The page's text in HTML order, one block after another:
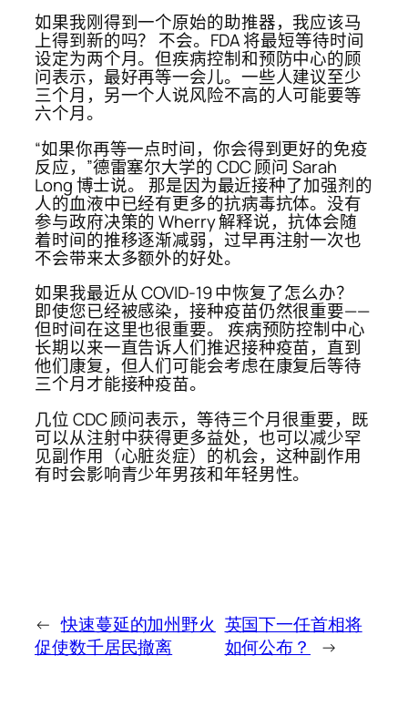
如果我刚得到一个原始的助推器，我应该马
上得到新的吗？ 不会。FDA 将最短等待时间
设定为两个月。但疾病控制和预防中心的顾
问表示，最好再等一会儿。一些人建议至少
三个月，另一个人说风险不高的人可能要等
六个月。
“如果你再等一点时间，你会得到更好的免疫
反应，”德雷塞尔大学的 CDC 顾问 Sarah
Long 博士说。 那是因为最近接种了加强剂的
人的血液中已经有更多的抗病毒抗体。没有
参与政府决策的 Wherry 解释说，抗体会随
着时间的推移逐渐减弱，过早再注射一次也
不会带来太多额外的好处。
如果我最近从 COVID-19 中恢复了怎么办？
即使您已经被感染，接种疫苗仍然很重要——
但时间在这里也很重要。 疾病预防控制中心
长期以来一直告诉人们推迟接种疫苗，直到
他们康复，但人们可能会考虑在康复后等待
三个月才能接种疫苗。
几位 CDC 顾问表示，等待三个月很重要，既
可以从注射中获得更多益处，也可以减少罕
见副作用（心脏炎症）的机会，这种副作用
有时会影响青少年男孩和年轻男性。
← 快速蔓延的加州野火
促使数千居民撤离
英国下一任首相将
如何公布？
→